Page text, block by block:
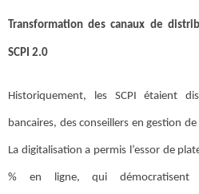
Transformation des canaux de
SCPI 2.0
Historiquement, les SCPI étaient
bancaires, des conseillers en gestion
La digitalisation a permis l’essor de
% en ligne, qui démocratisent